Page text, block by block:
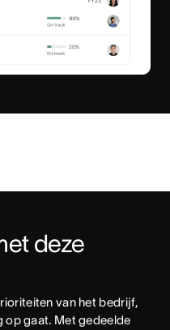
deze
van het bedrijf,
op gaat. Met gedeelde